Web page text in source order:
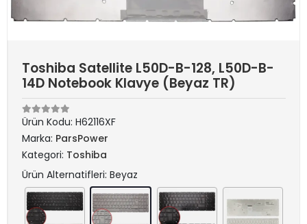
Toshiba Satellite L50D-B-128, L50D-B-
14D Notebook Klavye (Beyaz TR)
Ürün Kodu: H62116XF
Marka: ParsPower
Kategori: Toshiba
Ürün Alternatifleri: Beyaz